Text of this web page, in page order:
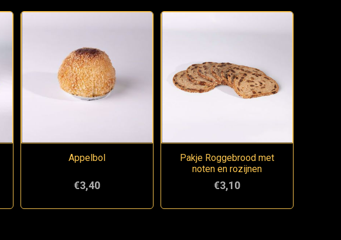
Appelbol
€3,40
Pakje Roggebrood met
noten en rozijnen
€3,10